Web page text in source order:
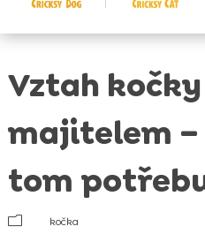
Vztah kočky
majitelem –
tom
m
kočka